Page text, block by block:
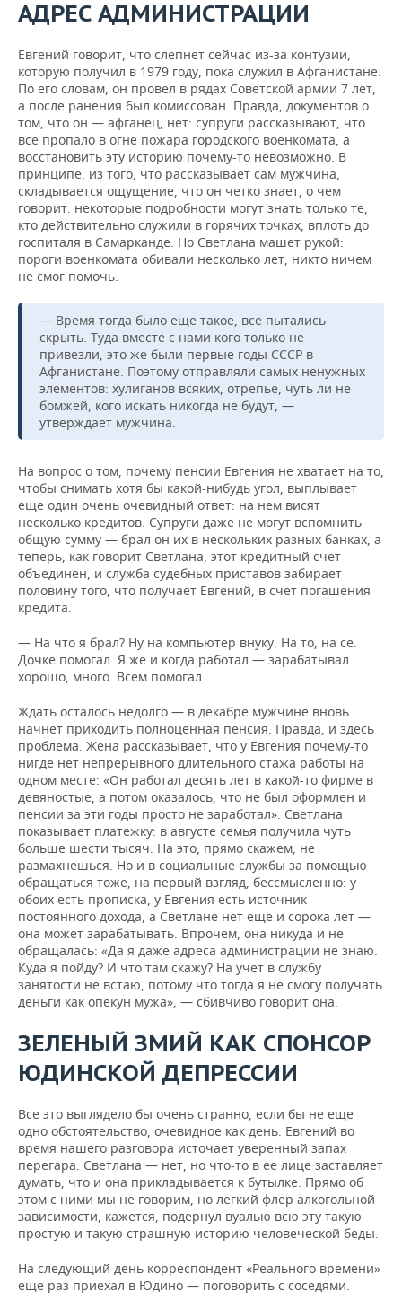
АДРЕС АДМИНИСТРАЦИИ
Евгений говорит, что слепнет сейчас из-за контузии,
которую получил в 1979 году, пока служил в Афганистане.
По его словам, он провел в рядах Советской армии 7 лет,
а после ранения был комиссован. Правда, документов о
том, что он — афганец, нет: супруги рассказывают, что
все пропало в огне пожара городского военкомата, а
восстановить эту историю почему-то невозможно. В
принципе, из того, что рассказывает сам мужчина,
складывается ощущение, что он четко знает, о чем
говорит: некоторые подробности могут знать только те,
кто действительно служили в горячих точках, вплоть до
госпиталя в Самарканде. Но Светлана машет рукой:
пороги военкомата обивали несколько лет, никто ничем
не смог помочь.
— Время тогда было еще такое, все пытались
скрыть. Туда вместе с нами кого только не
привезли, это же были первые годы СССР в
Афганистане. Поэтому отправляли самых ненужных
элементов: хулиганов всяких, отрепье, чуть ли не
бомжей, кого искать никогда не будут, —
утверждает мужчина.
На вопрос о том, почему пенсии Евгения не хватает на то,
чтобы снимать хотя бы какой-нибудь угол, выплывает
еще один очень очевидный ответ: на нем висят
несколько кредитов. Супруги даже не могут вспомнить
общую сумму — брал он их в нескольких разных банках, а
теперь, как говорит Светлана, этот кредитный счет
объединен, и служба судебных приставов забирает
половину того, что получает Евгений, в счет погашения
кредита.
— На что я брал? Ну на компьютер внуку. На то, на се.
Дочке помогал. Я же и когда работал — зарабатывал
хорошо, много. Всем помогал.
Ждать осталось недолго — в декабре мужчине вновь
начнет приходить полноценная пенсия. Правда, и здесь
проблема. Жена рассказывает, что у Евгения почему-то
нигде нет непрерывного длительного стажа работы на
одном месте: «Он работал десять лет в какой-то фирме в
девяностые, а потом оказалось, что не был оформлен и
пенсии за эти годы просто не заработал». Светлана
показывает платежку: в августе семья получила чуть
больше шести тысяч. На это, прямо скажем, не
размахнешься. Но и в социальные службы за помощью
обращаться тоже, на первый взгляд, бессмысленно: у
обоих есть прописка, у Евгения есть источник
постоянного дохода, а Светлане нет еще и сорока лет —
она может зарабатывать. Впрочем, она никуда и не
обращалась: «Да я даже адреса администрации не знаю.
Куда я пойду? И что там скажу? На учет в службу
занятости не встаю, потому что тогда я не смогу получать
деньги как опекун мужа», — сбивчиво говорит она.
ЗЕЛЕНЫЙ ЗМИЙ КАК СПОНСОР
ЮДИНСКОЙ ДЕПРЕССИИ
Все это выглядело бы очень странно, если бы не еще
одно обстоятельство, очевидное как день. Евгений во
время нашего разговора источает уверенный запах
перегара. Светлана — нет, но что-то в ее лице заставляет
думать, что и она прикладывается к бутылке. Прямо об
этом с ними мы не говорим, но легкий флер алкогольной
зависимости, кажется, подернул вуалью всю эту такую
простую и такую страшную историю человеческой беды.
На следующий день корреспондент «Реального времени»
еще раз приехал в Юдино — поговорить с соседями.